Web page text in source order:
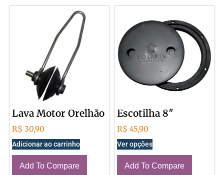
Lava Motor Orelhão
R$ 30,90
Adicionar ao carrinho
Add To Compare
Escotilha 8″
R$ 45,90
Ver opções
Add To Compare